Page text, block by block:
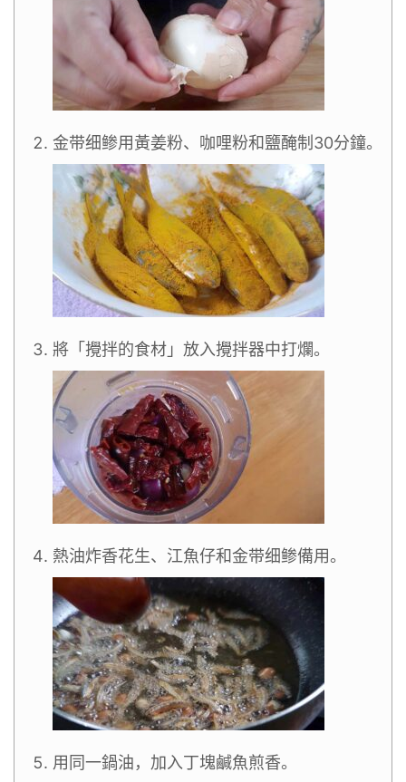
金带细鲹用黃姜粉、咖哩粉和鹽醃制30分鐘。
將「攪拌的食材」放入攪拌器中打爛。
熱油炸香花生、江魚仔和金带细鲹備用。
用同一鍋油，加入丁塊鹹魚煎香。